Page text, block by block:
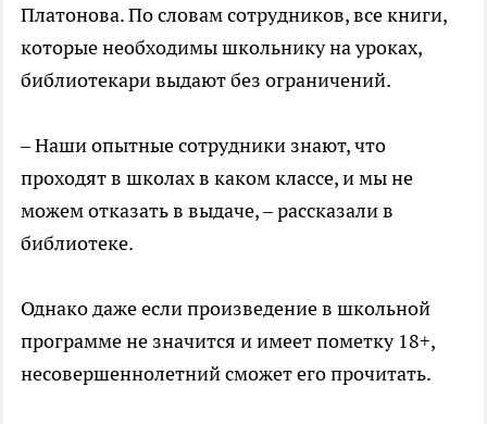
Платонова. По словам сотрудников, все книги,
которые необходимы школьнику на уроках,
библиотекари выдают без ограничений.
– Наши опытные сотрудники знают, что
проходят в школах в каком классе, и мы не
можем отказать в выдаче, – рассказали в
библиотеке.
Однако даже если произведение в школьной
программе не значится и имеет пометку 18+,
несовершеннолетний сможет его прочитать.